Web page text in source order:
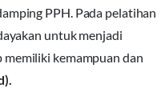
PPH. Pada pelatihan
untuk menjadi
memiliki kemampuan dan